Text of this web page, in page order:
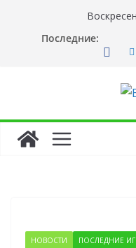
содержимому
Последние:
НОВОСТИ ПОСЛЕДНИЕ